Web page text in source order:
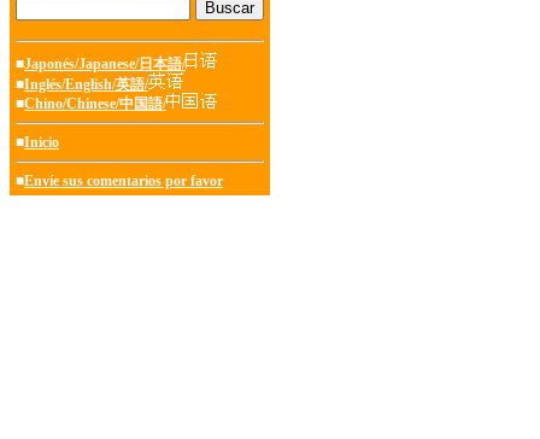
■Japonés/Japanese/日本語/
■Inglés/English/英語/
■Chino/Chinese/中国語/
■Inicio
■Envíe sus comentarios por favor